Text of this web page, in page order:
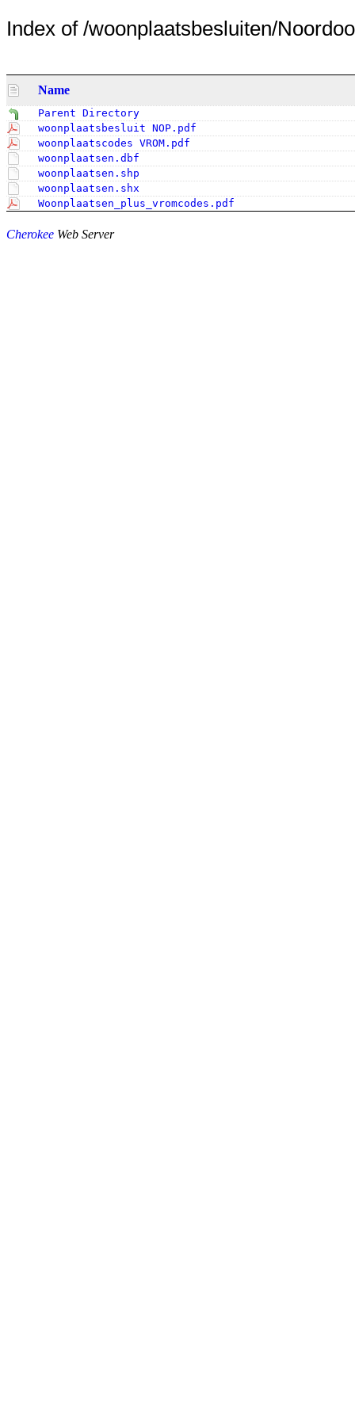
Index of /woonplaatsbesluiten/
Name
Parent Directory
woonplaatsbesluit NOP.pdf
woonplaatscodes VROM.pdf
woonplaatsen.dbf
woonplaatsen.shp
woonplaatsen.shx
Woonplaatsen_plus_vromcodes.pdf
Cherokee Web Server